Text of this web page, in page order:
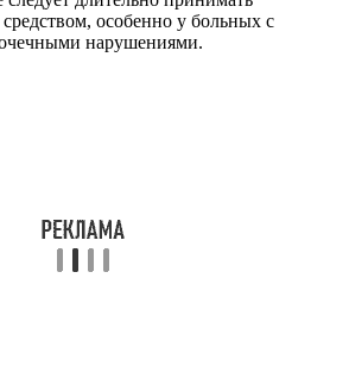
особенно у больных с
нарушениями.